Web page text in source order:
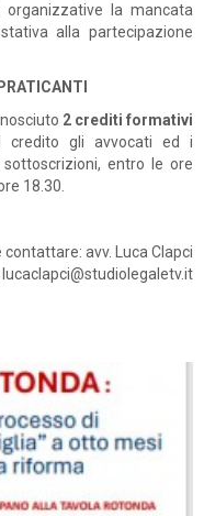
la mancata
alla partecipazione
2 crediti formativi
credito gli avvocati ed i
entro le ore
18.30.
avv. Luca Clapci